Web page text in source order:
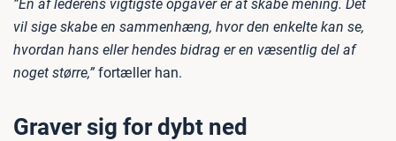
”En af lederens vigtigste opgaver er at skabe mening. Det
vil sige skabe en sammenhæng, hvor den enkelte kan se,
hvordan hans eller hendes bidrag er en væsentlig del af
noget større,” fortæller han.
Graver sig for dybt ned